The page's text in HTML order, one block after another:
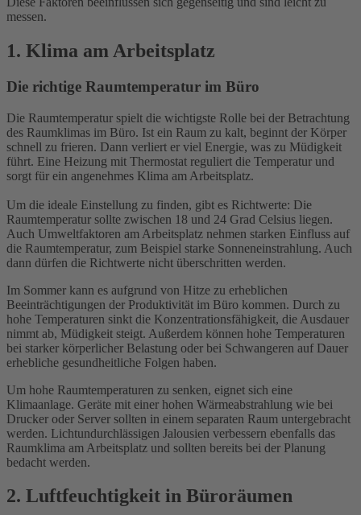
messen.
1. Klima am Arbeitsplatz
Die richtige Raumtemperatur im Büro
Die Raumtemperatur spielt die wichtigste Rolle bei der Betrachtung
des Raumklimas im Büro. Ist ein Raum zu kalt, beginnt der Körper
schnell zu frieren. Dann verliert er viel Energie, was zu Müdigkeit
führt. Eine Heizung mit Thermostat reguliert die Temperatur und
sorgt für ein angenehmes Klima am Arbeitsplatz.
Um die ideale Einstellung zu finden, gibt es Richtwerte: Die
Raumtemperatur sollte zwischen 18 und 24 Grad Celsius liegen.
Auch Umweltfaktoren am Arbeitsplatz nehmen starken Einfluss auf
die Raumtemperatur, zum Beispiel starke Sonneneinstrahlung. Auch
dann dürfen die Richtwerte nicht überschritten werden.
Im Sommer kann es aufgrund von Hitze zu erheblichen
Beeinträchtigungen der Produktivität im Büro kommen. Durch zu
hohe Temperaturen sinkt die Konzentrationsfähigkeit, die Ausdauer
nimmt ab, Müdigkeit steigt. Außerdem können hohe Temperaturen
bei starker körperlicher Belastung oder bei Schwangeren auf Dauer
erhebliche gesundheitliche Folgen haben.
Um hohe Raumtemperaturen zu senken, eignet sich eine
Klimaanlage. Geräte mit einer hohen Wärmeabstrahlung wie bei
Drucker oder Server sollten in einem separaten Raum untergebracht
werden. Lichtundurchlässigen Jalousien verbessern ebenfalls das
Raumklima am Arbeitsplatz und sollten bereits bei der Planung
bedacht werden.
2. Luftfeuchtigkeit in Büroräumen